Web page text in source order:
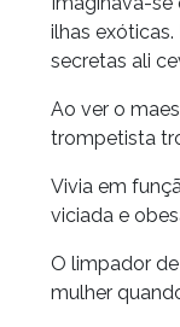
ilhas
secretas ali
Ao ver o
trompetista
Vivia em
viciada e
O limpador
mulher